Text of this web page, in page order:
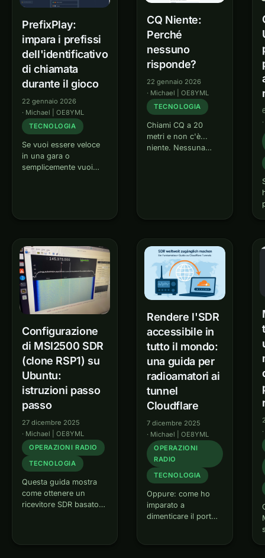
PrefixPlay:
impara i prefissi
dell'identificativo
di chiamata
durante il gioco
22 gennaio 2026
· Michael | OE8YML
TECNOLOGIA
Se vuoi essere veloce
in una gara o
semplicemente vuoi
prefissi degli
identificativi di chiamata
dei radioamatori un
gioco. Perché…
CQ Niente:
Perché
nessuno
risponde?
22 gennaio 2026
· Michael | OE8YML
TECNOLOGIA
Chiami CQ a 20
metri e non c'è...
niente. Nessuna
Nothing? CQ
Nothing è uno
strumento…
Configurazione
di MSI2500 SDR
(clone RSP1) su
Ubuntu:
istruzioni passo
passo
27 dicembre 2025
· Michael | OE8YML
OPERAZIONI RADIO
TECNOLOGIA
Questa guida mostra
come ottenere un
ricevitore SDR basato
Rendere l'SDR
accessibile in
tutto il mondo:
una guida per
radioamatori ai
tunnel
Cloudflare
7 dicembre 2025
· Michael | OE8YML
OPERAZIONI
RADIO
TECNOLOGIA
Oppure: come ho
imparato a
dimenticare il port